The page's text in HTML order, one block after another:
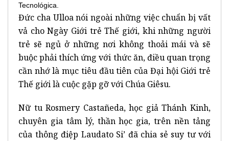
Tecnológica.
Đức cha Ulloa nói ngoài những việc chuẩn bị vất
vả cho Ngày Giới trẻ Thế giới, khi những người
trẻ sẽ ngủ ở những nơi không thoải mái và sẽ
buộc phải thích ứng với thức ăn, điều quan trọng
cần nhớ là mục tiêu đầu tiên của Đại hội Giới trẻ
Thế giới là cuộc gặp gỡ với Chúa Giêsu.
Nữ tu Rosmery Castañeda, học giả Thánh Kinh,
chuyên gia tâm lý, thần học gia, trên nền tảng
của thông điệp Laudato Si’ đã chia sẻ suy tư với